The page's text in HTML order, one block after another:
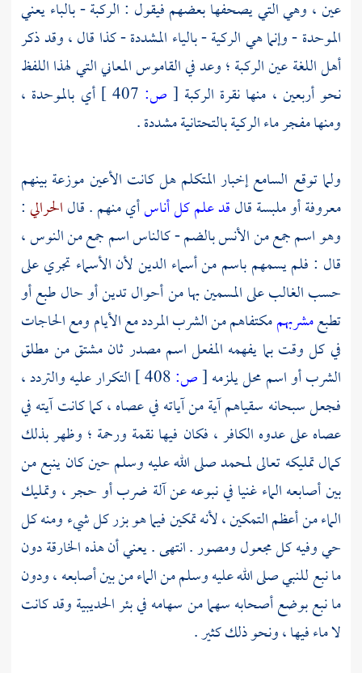
عين ، وهي التي يصحفها بعضهم فيقول : الركبة - بالباء يعني
الموحدة - وإنما هي الركية - بالياء المشددة - كذا قال ، وقد ذكر
أهل اللغة عين الركبة ؛ وعد في القاموس المعاني التي لهذا اللفظ
نحو أربعين ، منها نقرة الركبة [ ص:
أي بالموحدة ،
ومنها مفجر ماء الركية بالتحتانية مشددة .
ولما توقع السامع إخبار المتكلم هل كانت الأعين موزعة بينهم
معروفة أو ملبسة قالقد علم كل أناسأي منهم . قالالحرالي:
وهو اسم جمع من الأنس بالضم - كالناس اسم جمع من النوس ،
قال : فلم يسمهم باسم من أسماء الدين لأن الأسماء تجري على
حسب الغالب على المسمين بها من أحوال تدين أو حال طبع أو
تطبعمشربهممكتفاهم من الشرب المردد مع الأيام ومع الحاجات
في كل وقت بما يفهمه المفعل اسم مصدر ثان مشتق من مطلق
الشرب أو اسم محل يلزمه[ص:
التكرار عليه والتردد ،
فجعل سبحانه سقياهم آية من آياته في عصاه ، كما كانت آيته في
عصاه على عدوه الكافر ، فكان فيها نقمة ورحمة ؛ وظهر بذلك
كمال تمليكه تعالىلمحمدصلى الله عليه وسلم حين كان ينبع من
بين أصابعه الماء غنيا في نبوعه عن آلة ضرب أو حجر ، وتمليك
الماء من أعظم التمكين ، لأنه تمكين فيما هو بزر كل شيء ومنه كل
حي وفيه كل مجعول ومصور . انتهى . يعني أن هذه الخارقة دون
ما نبع للنبي صلى الله عليه وسلم من الماء من بين أصابعه ، ودون
ما نبع بوضع أصحابه سهما من سهامه في بئرالحديبيةوقد كانت
لا ماء فيها ، ونحو ذلك كثير .